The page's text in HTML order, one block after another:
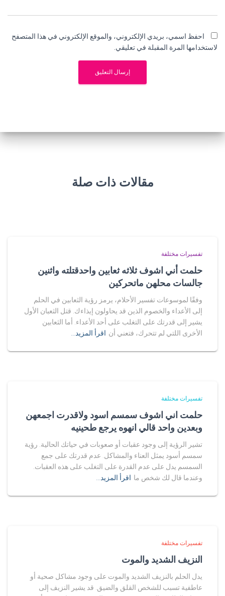
احفظ اسمي، بريدي الإلكتروني، والموقع الإلكتروني في هذا المتصفح
لاستخدامها المرة المقبلة في تعليقي.
مقالات ذات صلة
تفسيرات مختلفة
حلمت أني اشوف ثلاثه ثعابين واحدقتلته واثنين
جالسات محلهن ماتحركين
وفقًا لموسوعات تفسير الأحلام، يرمز رؤية الثعابين في الحلم
إلى الأعداء والخصوم الذين قد يحاولون إيذاءك. قتل الثعبان الأول
يشير إلى قدرتك على التغلب على أحد الأعداء. أما الثعابين
الأخرى اللتي لم تتحرك، فتعني أن اقرأ المزيد…
تفسيرات مختلفة
حلمت اني اشوف سمسم اسود ولاقدرت اجمعهن
وبعدين واحد قالي انهوه يرجع طحينيه
تشير الرؤية إلى وجود عقبات أو صعوبات في حياتك الحالية. رؤية
سمسم أسود يمثل العناء والمشاكل. عدم قدرتك على جمع
السمسم يدل على عدم القدرة على التغلب على هذه العقبات.
وعندما قال لك شخص ما اقرأ المزيد…
تفسيرات مختلفة
النزيف الشديد والموت
يدل الحلم بالنزيف الشديد والموت على وجود مشاكل صحية أو
عاطفية تسبب للشخص القلق والضيق. قد يشير النزيف إلى